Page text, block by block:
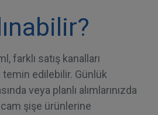
farklı satış kanalları
edilebilir. Günlük
veya planlı alımlarınızda
şişe ürünlerine